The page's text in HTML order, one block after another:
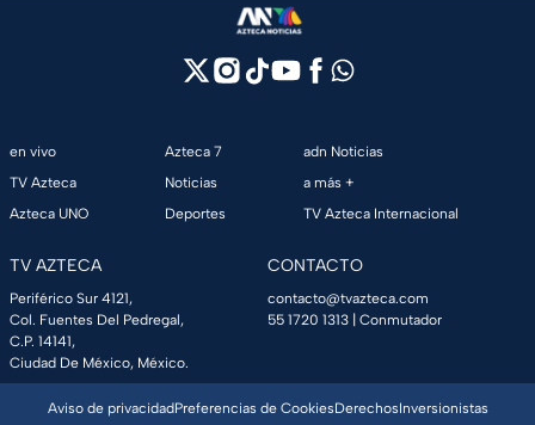
en vivo
TV Azteca
Azteca UNO
Azteca 7
Noticias
Deportes
adn Noticias
a más +
TV Azteca Internacional
TV AZTECA
Periférico Sur 4121,
Col. Fuentes Del Pedregal,
C.P. 14141,
Ciudad De México, México.
CONTACTO
contacto@tvazteca.com
55 1720 1313 | Conmutador
Aviso de privacidadPreferencias de CookiesDerechosInversionistas